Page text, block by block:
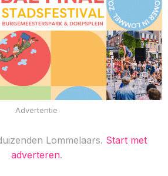
Advertentie
Lommelaars. Start met
adverteren.